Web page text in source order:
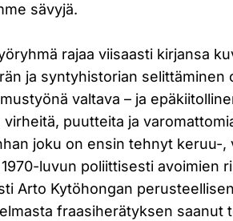
sävyjä.
rajaa viisaasti kirjansa
ja syntyhistorian
valtava – ja
virheitä, puutteita ja
joku on ensin tehnyt keruu-,
luvun poliittisesti avoimien
Arto Kytöhongan
fraasiherätyksen saanut